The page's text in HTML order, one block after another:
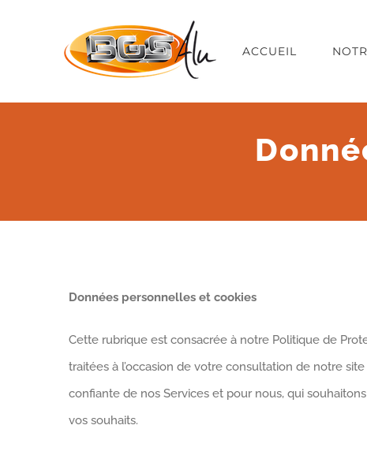
ACCUEIL
Données personnelles et cookies
Cette rubrique est consacrée à notre Politique de
traitées à l’occasion de votre consultation de notre
confiante de nos Services et pour nous, qui
vos souhaits.